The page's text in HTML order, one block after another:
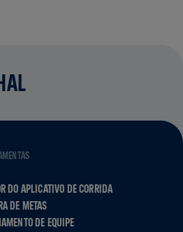
DO APLICATIVO DE CORRIDA
DE METAS
DE EQUIPE